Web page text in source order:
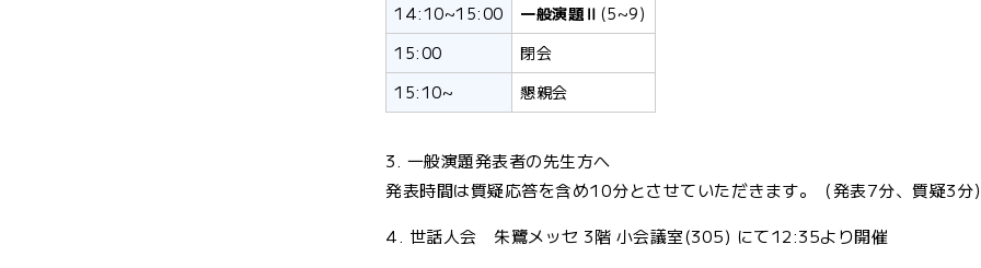
14:10~15:00
一般演題Ⅱ (5~9)
15:00
閉会
15:10~
懇親会
3. 一般演題発表者の先生方へ
発表時間は質疑応答を含め10分とさせていただきます。（発表7分、質疑3分
4. 世話人会 朱鷺メッセ 3階 小会議室(305) にて12:35より開催